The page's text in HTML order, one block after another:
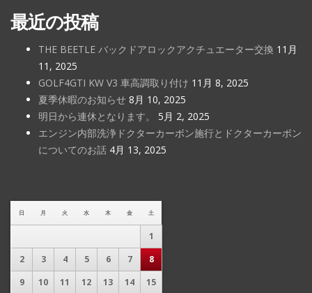
最近の投稿
THE BEETLE バックドアロックアクチュエーター交換 11月
11, 2025
GOLF4GTI KW V3 車高調取り付け 11月 8, 2025
夏季休暇のお知らせ 8月 10, 2025
明日から連休となります。
5月 2, 2025
エンジン内部洗浄ドクターカーボン施行とドクターカーボン
についてのお話 4月 13, 2025
日 月 火 水 木 金 土
1
2
3 4 5 6 7
8
9
10 11 12 13 14
15